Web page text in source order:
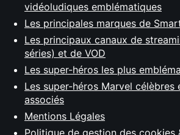
vidéoludiques emblématiques
Les principales marques de
Les principaux canaux de
séries) et de VOD
Les super-héros les plus
Les super-héros Marvel célèbres
associés
Mentions Légales
Politique de gestion des cookies